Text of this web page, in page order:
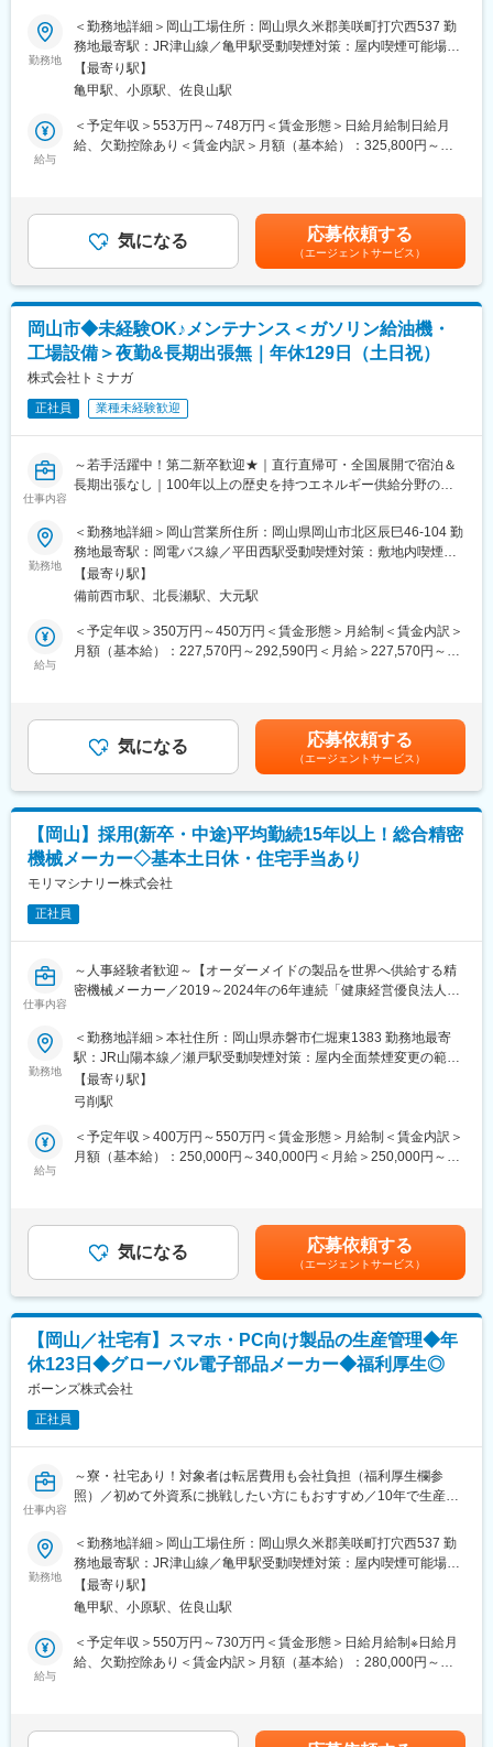
＜現場立ち合い＞
基本的には工事部や技術部門が対応しますが、工事が必要なろ過
材の入れ替えや装置を受注した際、現場で立会いを行うこともあ
ります。
環境が整っています。
■入社サポート：
配属先の部署で研修を行います。電話対応、同行訪問、OJTを通
して、社内の製品や仕事を理解していきます。半年～1年後を目安
に独り立ちし、お客様を担当していただく予定です。
■当社について：
水をきれいにすることだけでなく、水族館など生き物が住みやす
い環境づくりや、プールや銭湯など安心して水を利用できる施設
■当社の強み：
全国一のマーケットシェアを誇るろ過材をはじめ、ケミカルポン
されてきました。学校のプール、水族館、浄水場など広く用いら
れています。近年は、海外の浄水場建設プロジェクトにも参加し
ております。
変更の範囲：会社の定める業務
ノートPCやタブレット／スマートフォン、ゲーム機など、身近な
商品に搭載される電子機器の製造販売を行う当社にて生産される
製品（精密部品、コネクター）の製造するための「金型」のメン
テナンスを行って頂きます。
スタッフ～担当課長のポジションで、今までの金型に関わる業務
経験を活かしていただくことを期待します。
・成形品不具合箇所の修正 （溶接再形状復帰、部品交換など）
・成形品不具合内容の対策案立案
・岡山第一工場は、主力製品のコネクタ、精密部品を主に製造し
ており、同社の中で一番規模の大きい工場です。
・課長1名、係長1名、スタッフ9名 ※社員のみの人員数
■当社の魅力：
高い技術力によりノートPC、タブレット、スマホ、ゲーム機など
その時代に必要とされる商品に搭載される電子機器の製造を行っ
てきました。国内大手電機メーカーをはじめ、海外メーカーとも
多数取引があるグローバル企業です（海外売上比率は約70％）。
当社の強みは、金型設計、製造から金属プレス、プラスチック成
り、難易度の高い精密電子部品の製造を可能としています。
■働く魅力
・リーダーや管理職を目指せる環境
高まっている事から、キャリアップを目指す方歓迎です。
（参考：モデル年収）担当課長600万円～、課長700万円～
など、安心して仕事に集中できる環境が整っています。
変更の範囲：会社の定める業務
勤務地
＜勤務地詳細＞岡山工場住所：岡山県久米郡美咲町打穴西537 勤
務地最寄駅：JR津山線／亀甲駅受動喫煙対策：屋内喫煙可能場所
あり変更の範囲：会社の定める事業所
【最寄り駅】
亀甲駅、小原駅、佐良山駅
給与
＜予定年収＞553万円～748万円＜賃金形態＞日給月給制日給月
給、欠勤控除あり＜賃金内訳＞月額（基本給）：325,800円～
での採用となった場合は給与形態が変更となる場合があります賃
金はあくまでも目安の金額であり、選考を通じて上下する可能性
があります。月給(月額)は固定手当を含めた表記です。
気になる 応募依頼する
（エージェントサービス）
岡山市◆未経験OK♪メンテナンス＜ガソリン給油機・
工場設備＞夜勤&長期出張無｜年休129日（土日祝）
株式会社トミナガ
正社員 業種未経験歓迎
仕事内容
～若手活躍中！第二新卒歓迎★｜直行直帰可・全国展開で宿泊＆
長期出張なし｜100年以上の歴史を持つエネルギー供給分野の専
▼“株式会社トミナガ”ってどんな会社？
当社は、燃料インフラ設備を手掛ける専門メーカーです。
ガソリンスタンドや工場向けの「燃料供給設備」を、設計・施
工・メンテナンスまで一貫対応し、危険物設備の安全を支える企
業です。
ガソリンスタンドだけでなく、工場・病院・学校など多様な施設
危険物（ガソリン・インク・アルコールなど）を取り扱う設備や
施設の点検・メンテナンス業務を担当します。
・不具合発生時の修理および部品交換対応
・設備の老朽化に伴う更新・改善の提案
■訪問スタイル
自身でスケジュールを立て、社用車で各現場を訪問します。
顧客都合で土日出勤が発生する場合は、振替休日を取っていま
す。
■顧客との関係性
設備の耐用年数が長いため、20年～30年にわたる長期的なお付き
合いが中心です。
※経験を積んだ後は、新築施設の施工管理業務にも携わることが可
（見積書の作成、お客様との打ち合わせ、外注先への発注・指揮
などを担当します）
▼基礎からの研修制度：
体制を整えています。
（1）入社後研修
（2）配属後の教育体制
まずはマニュアル化された点検業務からスタートするため、いき
なり難しい業務をお任せすることはありません。先輩社員に同行
しながら、段階的にスキルを身につけ、独り立ちを目指していた
だきます。
▼企業魅力：
ガソリンスタンドや工場などのエネルギー供給設備を手掛け、社
会を支えるインフラ企業です。企画・設計から施工、保守まで一
設備開発を通じ、社会課題の解決にも貢献しています。
勤務地
＜勤務地詳細＞岡山営業所住所：岡山県岡山市北区辰巳46-104 勤
務地最寄駅：岡電バス線／平田西駅受動喫煙対策：敷地内喫煙可
能場所あり
【最寄り駅】
備前西市駅、北長瀬駅、大元駅
給与
＜予定年収＞350万円～450万円＜賃金形態＞月給制＜賃金内訳＞
月額（基本給）：227,570円～292,590円＜月給＞227,570円～
により変動あり）30歳400万円※経験者（５年ほど就業）40歳600
万円※経験者（10年ほど就業）賃金はあくまでも目安の金額であ
り、選考を通じて上下する可能性があります。月給(月額)は固定手
当を含めた表記です。
気になる 応募依頼する
（エージェントサービス）
【岡山】採用(新卒・中途)平均勤続15年以上！総合精密
機械メーカー◇基本土日休・住宅手当あり
モリマシナリー株式会社
正社員
仕事内容
～人事経験者歓迎～【オーダーメイドの製品を世界へ供給する精
密機械メーカー／2019～2024年の6年連続「健康経営優良法人」
■採用背景：
今回は更なる事業成長に向けて人材の活性化を行うべく、採用・
教育部門および広報部門強化のための募集となります。ご経験を
活かし、人事チームの中核を担っていただく存在としてご活躍を
期待しています。
L人材紹介会社、ハローワーク、合同説明会の対応
L書類選考、会社説明、業務説明、選考面接対応、採用決定者フ
■入社後の流れ：
基本的にはご本人様の得意業務からお任せしていきますが、先輩
社員と一緒に徐々業務を覚えていただきます。
ゆくゆくは得意な業務や伸ばしたいスキル等に応じて、新たな人
事業務もお任せできればと考えております。
■組織構成：
現在は20代女性1名、30代男性1名、50代男性の3名となっており
ます。
■同社について：
《1》業界トップクラスの技術力を誇り、納入企業数は1,700社を
超え、数々の分野で「国内シェアNo.1」を達成しています。
《2》徹底的な効率化により、品質を第一としながらも迅速且つ柔
《3》トラブル対応に限らず定期的なメンテナンスや修理等、お客
様のご要望や状況に合わせて最適なサポートを行っています。
の確かな品質で、さまざまな分野において国内シェアトップクラ
勤務地
＜勤務地詳細＞本社住所：岡山県赤磐市仁堀東1383 勤務地最寄
駅：JR山陽本線／瀬戸駅受動喫煙対策：屋内全面禁煙変更の範
囲：会社の定める事業所
【最寄り駅】
弓削駅
給与
＜予定年収＞400万円～550万円＜賃金形態＞月給制＜賃金内訳＞
月額（基本給）：250,000円～340,000円＜月給＞250,000円～
賃金はあくまでも目安の金額であり、選考を通じて上下する可能
性があります。月給(月額)は固定手当を含めた表記です。
気になる 応募依頼する
（エージェントサービス）
【岡山／社宅有】スマホ・PC向け製品の生産管理◆年
休123日◆グローバル電子部品メーカー◆福利厚生◎
ボーンズ株式会社
正社員
仕事内容
～寮・社宅あり！対象者は転居費用も会社負担（福利厚生欄参
照）／初めて外資系に挑戦したい方にもおすすめ／10年で生産数
スシェア）～
◎スマートフォンやPCなど身近な電子機器向け部品の生産管理と
して、生産計画から資材調達・納期管理・出荷管理まで幅広く担
当！
◎生産量が10年で約3倍に拡大している成長工場で、将来的には
リーダー・管理職へのキャリアアップも目指せます！
■業務概要
勤務地
＜勤務地詳細＞岡山工場住所：岡山県久米郡美咲町打穴西537 勤
務地最寄駅：JR津山線／亀甲駅受動喫煙対策：屋内喫煙可能場所
あり変更の範囲：会社の定める事業所
【最寄り駅】
亀甲駅、小原駅、佐良山駅
給与
＜予定年収＞550万円～730万円＜賃金形態＞日給月給制※日給月
給、欠勤控除あり＜賃金内訳＞月額（基本給）：280,000円～
与年2回計5ヵ月にて試算した金額です。■昇給：年1回（4月）■賞